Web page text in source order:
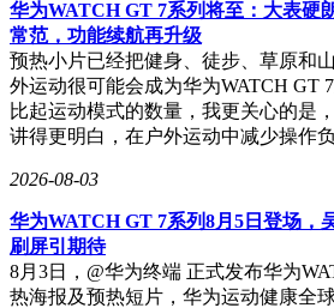
华为WATCH GT 7系列将至：大表硬
常范，功能续航再升级
预热小片已经把健身、徒步、草原和
外运动很可能会成为华为WATCH GT
比起运动模式的数量，我更关心的是
讲得更明白，在户外运动中减少操作
2026-08-03
华为WATCH GT 7系列8月5日登场，
刷屏引期待
8月3日，@华为终端 正式发布华为
热海报及预热短片，华为运动健康全